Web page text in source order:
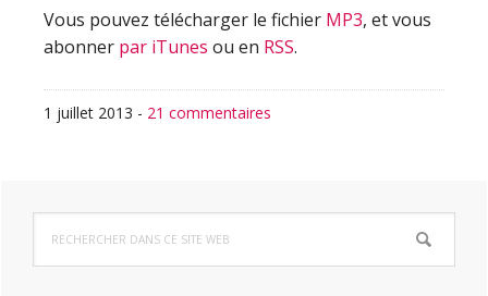
Vous pouvez télécharger le fichier MP3, et vous
abonner par iTunes ou en RSS.
1 juillet 2013 - 21 commentaires
Barre
latérale
dans
ce